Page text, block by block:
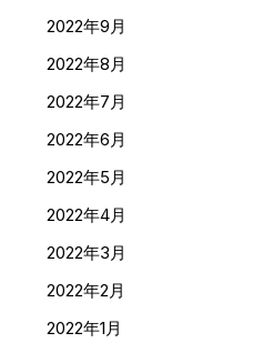
2022年9月
2022年8月
2022年7月
2022年6月
2022年5月
2022年4月
2022年3月
2022年2月
2022年1月